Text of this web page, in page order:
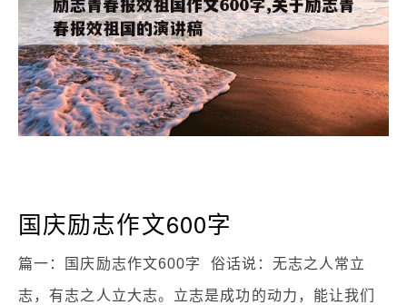
国庆励志作文600字
篇一：国庆励志作文600字 俗话说：无志之人常立
志，有志之人立大志。立志是成功的动力，能让我们